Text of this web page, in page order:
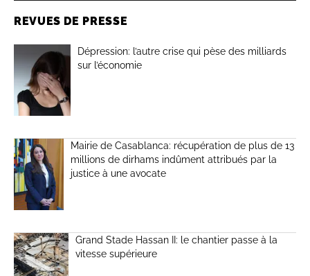
REVUES DE PRESSE
Dépression: l’autre crise qui pèse des milliards
sur l’économie
Mairie de Casablanca: récupération de plus de 13
millions de dirhams indûment attribués par la
justice à une avocate
Grand Stade Hassan II: le chantier passe à la
vitesse supérieure